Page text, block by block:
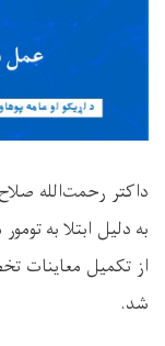
داکتر رحمت‌الله
به دلیل ابتلا به
از تکمیل معاینات
شد.